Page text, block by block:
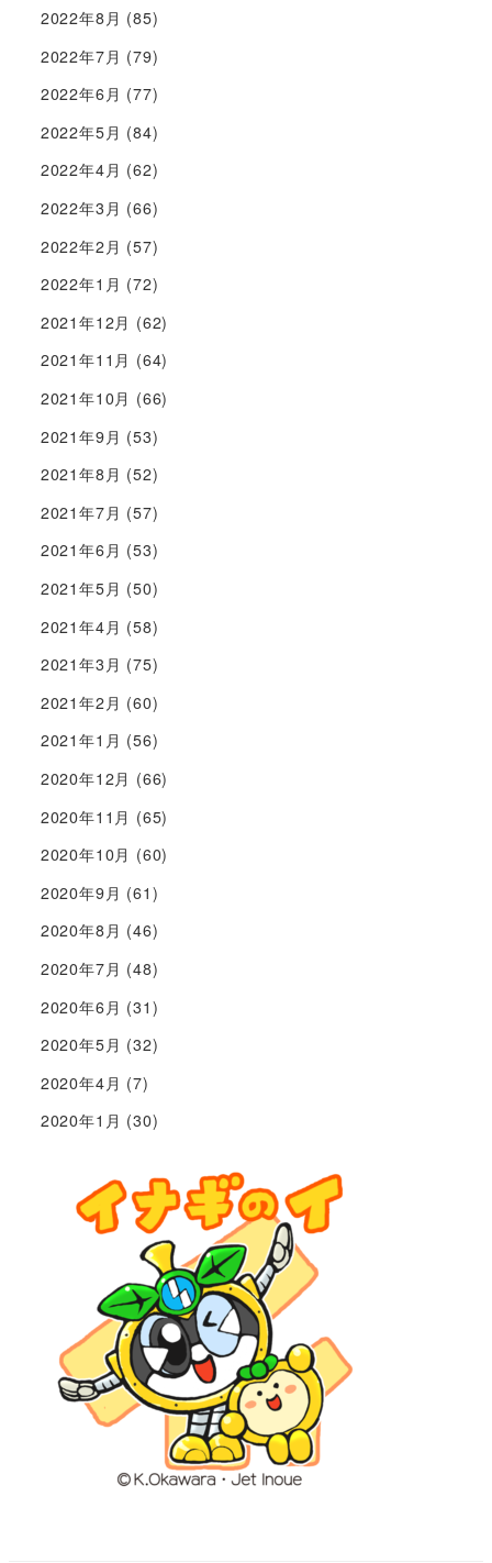
2022年8月 (85)
2022年7月 (79)
2022年6月 (77)
2022年5月 (84)
2022年4月 (62)
2022年3月 (66)
2022年2月 (57)
2022年1月 (72)
2021年12月 (62)
2021年11月 (64)
2021年10月 (66)
2021年9月 (53)
2021年8月 (52)
2021年7月 (57)
2021年6月 (53)
2021年5月 (50)
2021年4月 (58)
2021年3月 (75)
2021年2月 (60)
2021年1月 (56)
2020年12月 (66)
2020年11月 (65)
2020年10月 (60)
2020年9月 (61)
2020年8月 (46)
2020年7月 (48)
2020年6月 (31)
2020年5月 (32)
2020年4月 (7)
2020年1月 (30)